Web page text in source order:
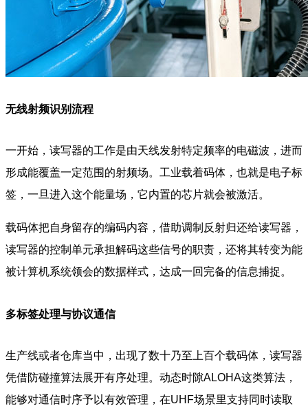
无线射频识别流程
一开始，读写器的工作是由天线发射特定频率的电磁波，进而
形成能覆盖一定范围的射频场。工业载着码体，也就是电子标
签，一旦进入这个能量场，它内置的芯片就会被激活。
载码体把自身留存的编码内容，借助调制反射归还给读写器，
读写器的控制单元承担解码这些信号的职责，还将其转变为能
被计算机系统领会的数据样式，达成一回完备的信息捕捉。
多标签处理与协议通信
生产线或者仓库当中，出现了数十乃至上百个载码体，读写器
凭借防碰撞算法展开有序处理。动态时隙ALOHA这类算法，
能够对通信时序予以有效管理，在UHF场景里支持同时读取